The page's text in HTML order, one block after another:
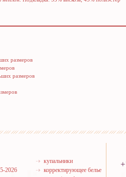
размеров
размеров
2026
купальники
корректирующее белье